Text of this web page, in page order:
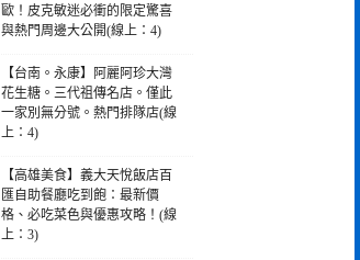
歐！皮克敏迷必衝的限定驚喜
與熱門周邊大公開(線上：4)
【台南。永康】阿麗阿珍大灣
花生糖。三代祖傳名店。僅此
一家別無分號。熱門排隊店(線
上：4)
【高雄美食】義大天悅飯店百
匯自助餐廳吃到飽：最新價
格、必吃菜色與優惠攻略！(線
上：3)